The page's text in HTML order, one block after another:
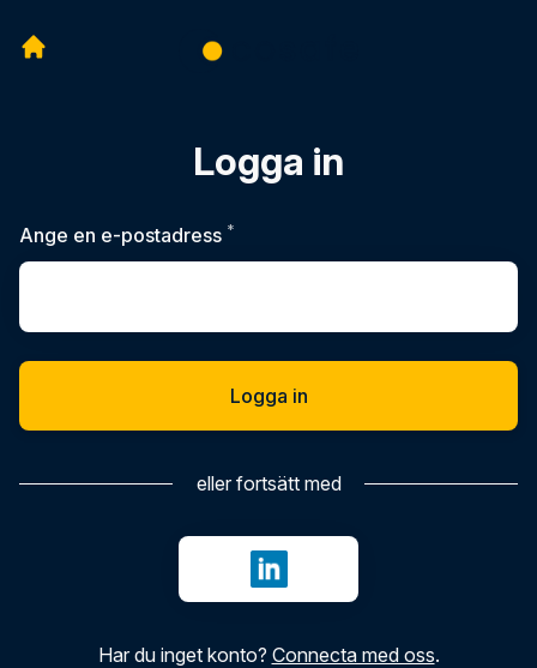
Logga in
Ange en e-postadress *
Logga in
eller fortsätt med
Logga in med LinkedIn
Har du inget konto? Connecta med oss.